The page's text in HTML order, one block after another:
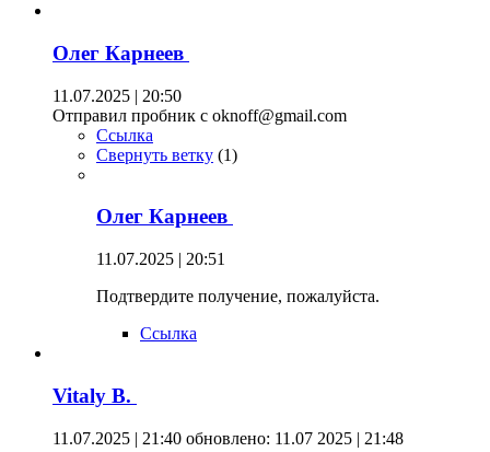
Олег Карнеев
11.07.2025 | 20:50
Отправил пробник с oknoff@gmail.com
Ссылка
Свернуть ветку (1)
Олег Карнеев
11.07.2025 | 20:51
Подтвердите получение, пожалуйста.
Ссылка
Vitaly B.
11.07.2025 | 21:40 обновлено: 11.07 2025 | 21:48